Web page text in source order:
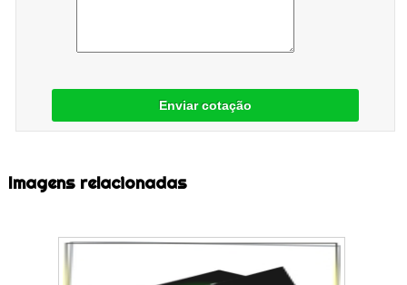
Enviar cotação
Imagens relacionadas